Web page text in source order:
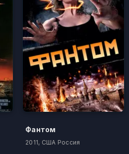
Фантом
2011, США Россия